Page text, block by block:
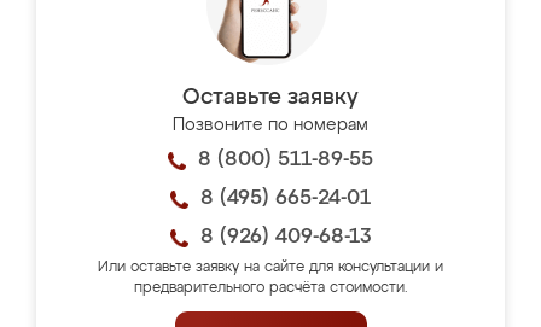
Оставьте заявку
Позвоните по номерам
8 (800) 511-89-55
8 (495) 665-24-01
8 (926) 409-68-13
Или оставьте заявку на сайте для консультации и
предварительного расчёта стоимости.